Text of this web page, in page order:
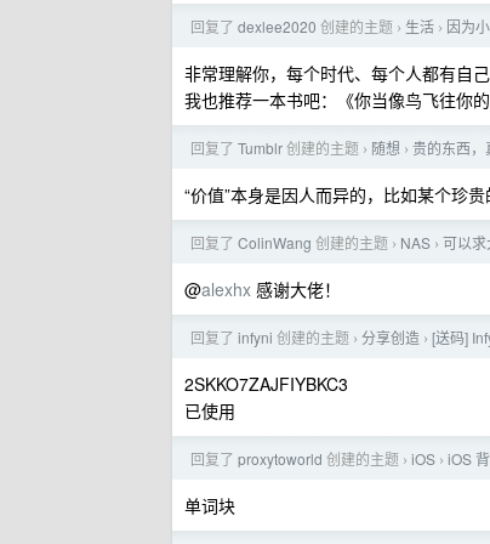
回复了 dexlee2020 创建的主题 › 生活 › 因为
非常理解你，每个时代、每个人都有自
我也推荐一本书吧：《你当像鸟飞往你的
回复了 Tumblr创建的主题 › 随想 › 贵的东西，
“价值”本身是因人而异的，比如某个珍
回复了 ColinWang 创建的主题 › NAS › 可以求
@alexhx 感谢大佬！
回复了 infyni 创建的主题 › 分享创造 › [送码]
2SKKO7ZAJFIYBKC3
已使用
回复了 proxytoworld 创建的主题 › iOS › iOS
单词块